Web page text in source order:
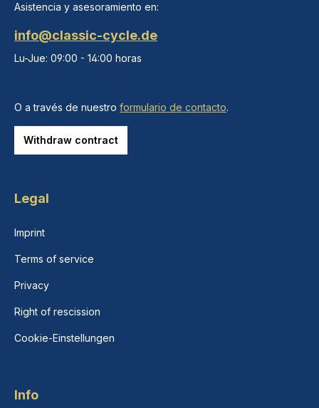
Asistencia y asesoramiento en:
info@classic-cycle.de
Lu-Jue: 09:00 - 14:00 horas
O a través de nuestro formulario de contacto.
Withdraw contract
Legal
Imprint
Terms of service
Privacy
Right of rescission
Cookie-Einstellungen
Info